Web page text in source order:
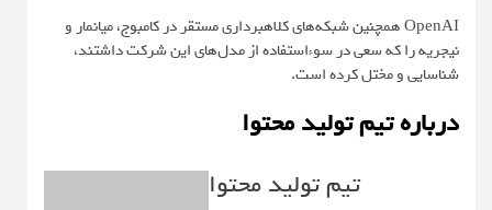
OpenAI همچنین شبکه‌های کلاهبرداری مستقر در کامبوج، میانمار و
نیجریه را که سعی در سوءاستفاده از مدل‌های این شرکت داشتند،
شناسایی و مختل کرده است.
درباره تیم تولید محتوا
تیم تولید محتوا